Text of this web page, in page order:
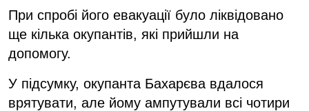
При спробі його евакуації було ліквідовано
ще кілька окупантів, які прийшли на
допомогу.
У підсумку, окупанта Бахарєва вдалося
врятувати, але йому ампутували всі чотири